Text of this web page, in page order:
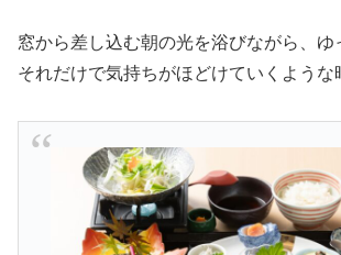
窓から差し込む朝の光を浴びながら、ゆ
それだけで気持ちがほどけていくような